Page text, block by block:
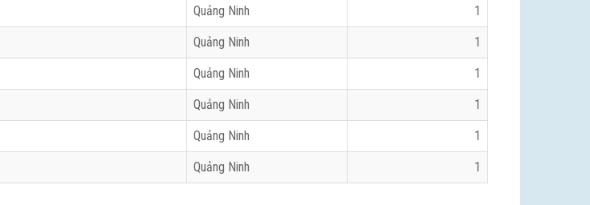
Quảng Ninh 1
Quảng Ninh 1
Quảng Ninh 1
Quảng Ninh 1
Quảng Ninh 1
Quảng Ninh 1